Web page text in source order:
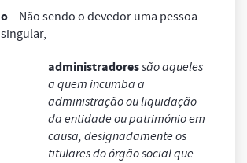
o– Não sendo o devedor uma pessoa
singular,
administradoressão aqueles
a quem incumba a
administração ou liquidação
da entidade ou património em
causa, designadamente os
titulares do órgão social que